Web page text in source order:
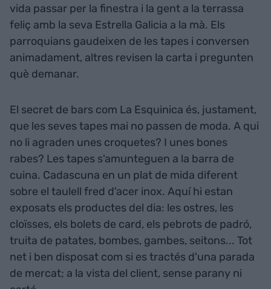
vida passar per la finestra i la gent a la terrassa
feliç amb la seva Estrella Galicia a la mà. Els
parroquians gaudeixen de les tapes i conversen
animadament, altres revisen la carta i pregunten
què demanar.
El secret de bars com La Esquinica és, justament,
que les seves tapes mai no passen de moda. A qui
no li agraden unes croquetes? I unes bones
rabes? Les tapes s'amunteguen a la barra de
cuina. Cadascuna en un plat de mida diferent
sobre el taulell fred d'acer inox. Aquí hi estan
exposats els productes del dia: les ostres, les
cloïsses, els bolets de card, els pebrots de padró,
truita de patates, bombes, gambes, seitons... Tot
net i ben disposat com si es tractés d'una parada
de mercat; a la vista del client, sense parany ni